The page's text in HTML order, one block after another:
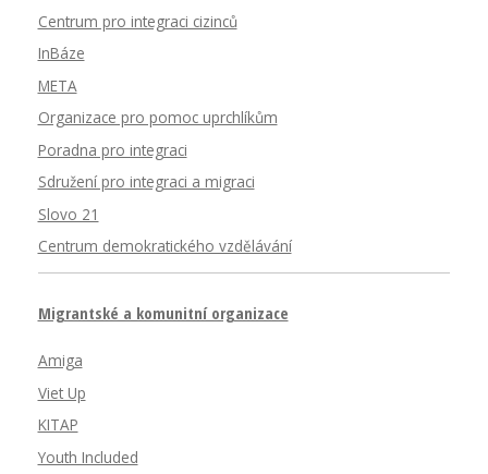
Centrum pro integraci cizinců
InBáze
META
Organizace pro pomoc uprchlíkům
Poradna pro integraci
Sdružení pro integraci a migraci
Slovo 21
Centrum demokratického vzdělávání
Migrantské a komunitní organizace
Amiga
Viet Up
KITAP
Youth Included